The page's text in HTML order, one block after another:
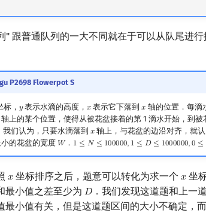
" 跟普通队列的一大不同就在于可以从队尾进
P2698 Flowerpot S
， 𝑦
y表示水滴的高度，𝑥
x 表示它下落到𝑥
x 轴的位置．每滴
上的某个位置，使得从被花盆接着的第 1 滴水开始，到
我们认为，只要水滴落到𝑥
x 轴上，与花盆的边沿对齐，就
的花盆的宽度 𝑊
W． 1 ≤ 𝑁 ≤ 100000, 1 ≤ 𝐷 ≤ 1000000,0 ≤
1≤N ≤100000,1≤D≤ 1000000 0≤x,y≤106
𝑥
x 坐标排序之后，题意可以转化为求一个𝑥
x 坐
最小值之差至少为 𝐷
D ．我们发现这道题和上一
最小值有关，但是这道题区间的大小不确定，